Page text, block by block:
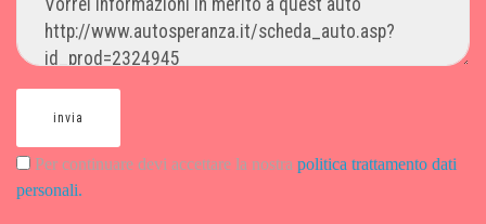
invia
Per continuare devi accettare la nostra politica trattamento dati
personali.